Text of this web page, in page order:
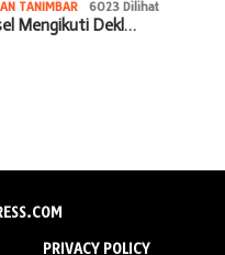
TANIMBAR 6023 Dilihat
Mengikuti Dekl…
PRIVACY POLICY